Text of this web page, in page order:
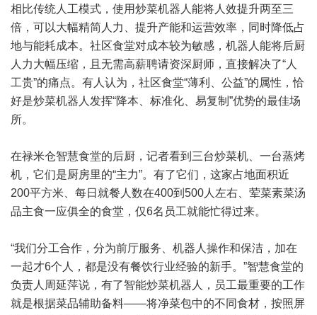
相比传统人工模式，使用炒菜机器人能将人效提升两至三
倍，可以大幅精简人力、提升产能和运营效率，同时降低占
地与能耗成本。社区食堂对成本较为敏感，机器人能将后厨
人力大幅压缩，且无需高薪聘请资深厨师，直接解决了“人
工贵”的痛点。有人认为，社区食堂“薄利、公益”的属性，恰
好是炒菜机器人发挥“降本、标准化、易复制”优势的最佳场
所。
在禄米仓智慧食堂的后厨，记者看到三台炒菜机、一台蒸烤
机，它们是厨房里的“主力”。有了它们，这家占地面积近
200平方米、每日就餐人数在400到500人左右、荤菜素菜汤
品主食一应俱全的食堂，仅6名员工就能忙得过来。
“我们分工合作，分为前厅服务、机器人操作和保洁，加在
一起才6个人，都是没有餐饮行业经验的新手。”智慧食堂的
负责人周延萍说，有了智能炒菜机器人，员工最重要的工作
就是根据菜品辅助备料——将净菜包中的不同食材，按照屏